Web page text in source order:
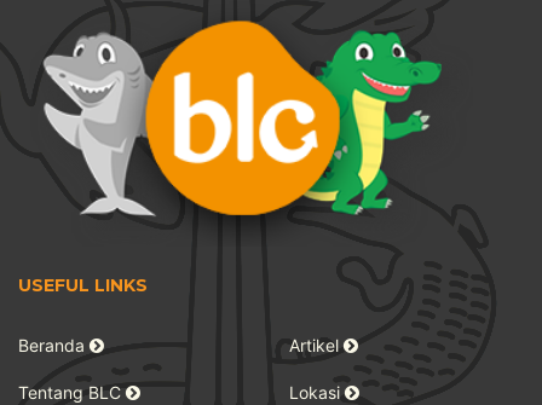
USEFUL LINKS
Beranda
Tentang BLC
Artikel
Lokasi